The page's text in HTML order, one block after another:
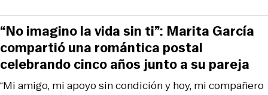
“Mi amigo, mi apoyo sin condición y hoy, mi compañero
“No imagino la vida sin ti”: Marita García
compartió una romántica postal
celebrando cinco años junto a su pareja